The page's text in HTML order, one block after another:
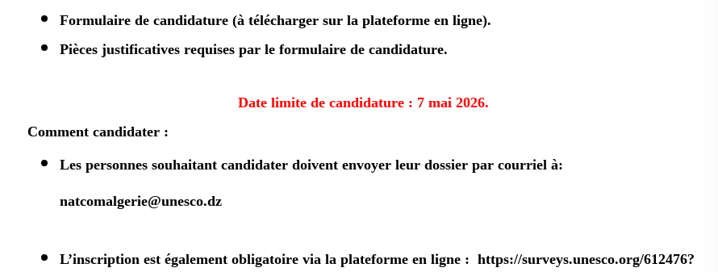
Formulaire de candidature (à télécharger sur la plateforme en ligne).
Pièces justificatives requises par le formulaire de candidature.
Date limite de candidature : 7 mai 2026.
Comment candidater :
Les personnes souhaitant candidater doivent envoyer leur dossier par courriel à:
natcomalgerie@unesco.dz
L’inscription est également obligatoire via la plateforme en ligne : https://surveys.unesco.org/612476?